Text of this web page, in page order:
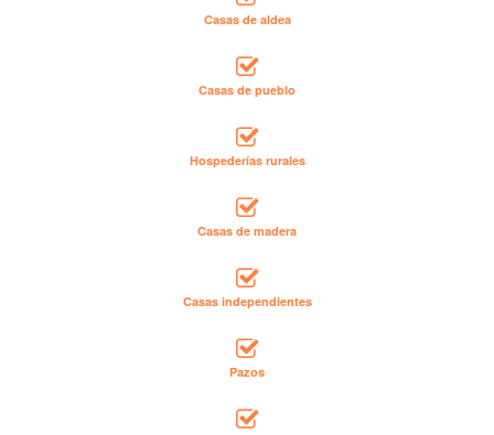
Casas de aldea
Casas de pueblo
Hospederías rurales
Casas de madera
Casas independientes
Pazos